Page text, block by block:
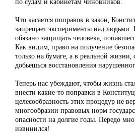
Что касается поправок в закон,
запрещает эксперименты над людьми.
обязано защищать человека,
Как видим, право на получение
только на бумаге, а в реальной
добьешься восстановления
Теперь нас убеждают, чтобы жизнь
внести какие-то поправки в
целесообразность этих процедур не
многообразии правовых норм
опасности на долгие годы. Передо
извинился!